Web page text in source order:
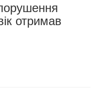
отримав